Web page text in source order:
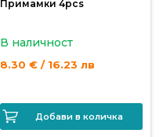
Примамки 4pcs
В наличност
8.30 € / 16.23 лв
Добави в количка